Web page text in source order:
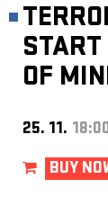
START
OF
25. 11.
BUY